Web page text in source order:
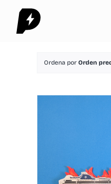
Saltar
contenido
Ordena por Orden